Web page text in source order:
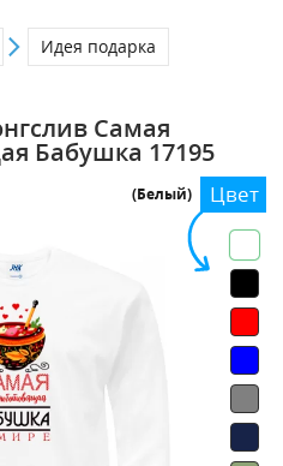
Идея подарка
Самая
Бабушка 17195
Цвет
(Белый)